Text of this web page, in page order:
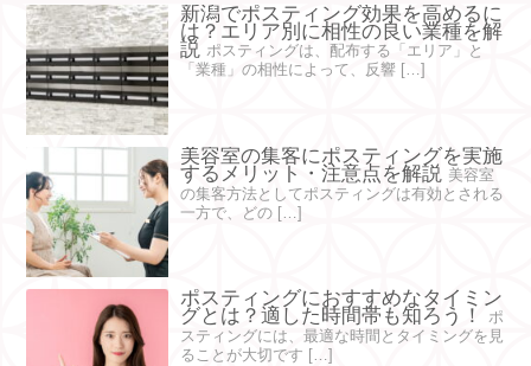
新潟でポスティング効果を高めるに
は？エリア別に相性の良い業種を解
説 ポスティングは、配布する「エリア」と
「業種」の相性によって、反響 […]
美容室の集客にポスティングを実施
するメリット・注意点を解説 美容室
の集客方法としてポスティングは有効とされる
一方で、どの […]
ポスティングにおすすめなタイミン
グとは？適した時間帯も知ろう！
ポ
スティングには、最適な時間とタイミングを見
ることが大切です […]